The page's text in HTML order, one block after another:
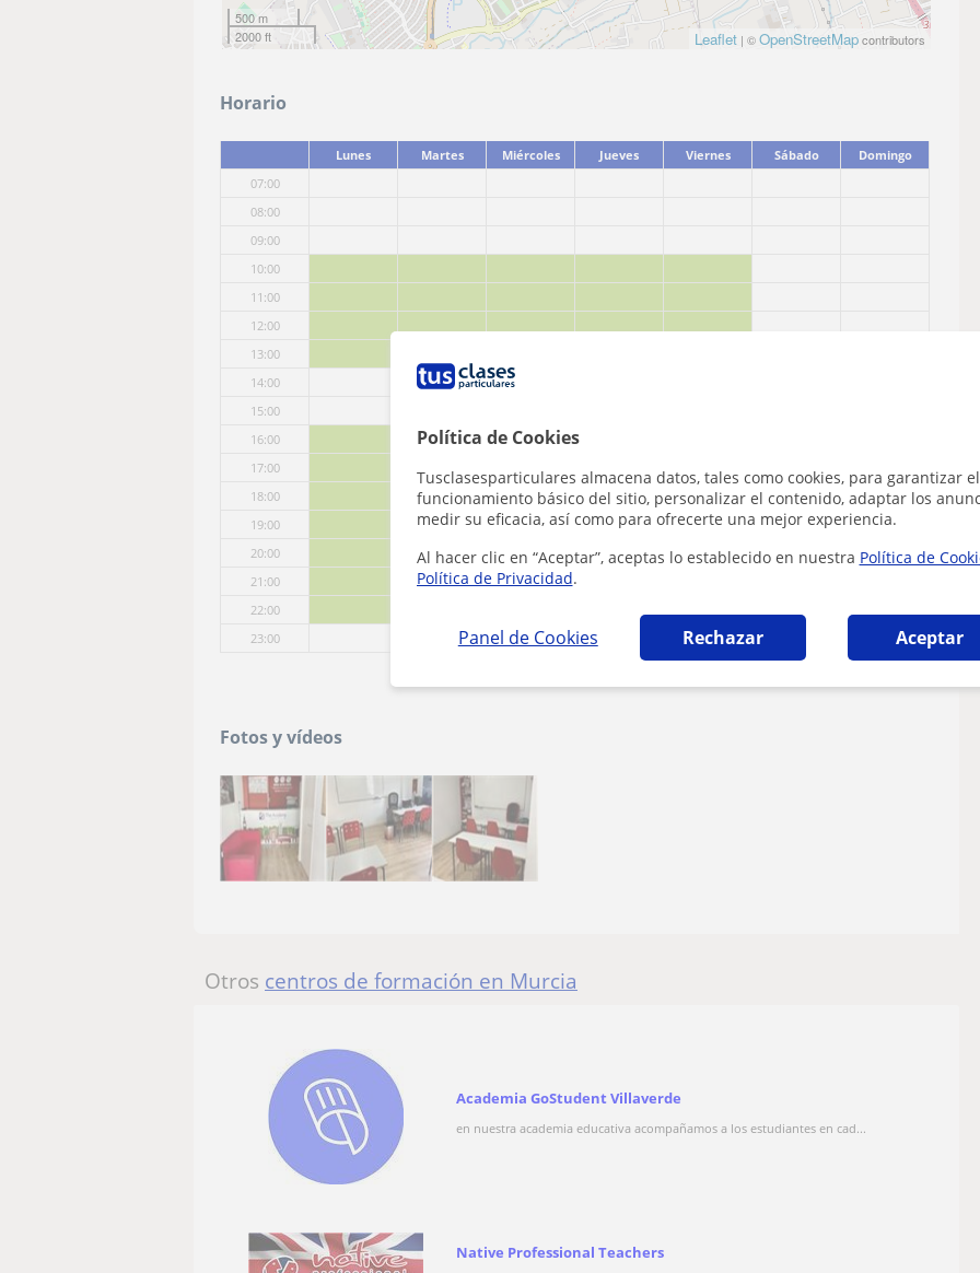
Política de Cookies
Tusclasesparticulares almacena datos, tales como cookies, para garantizar el
funcionamiento básico del sitio, personalizar el contenido, adaptar los
medir su eficacia, así como para ofrecerte una mejor experiencia.
Al hacer clic en “Aceptar”, aceptas lo establecido en nuestra Política de
Política de Privacidad.
Panel de Cookies Rechazar Aceptar
500 m
2000 ft
Leaflet | ©OpenStreetMapcontributors
Horario
Lunes Martes Miércoles Jueves Viernes Sábado
Domingo
07:00
08:00
09:00
10:00
11:00
12:00
13:00
14:00
15:00
16:00
17:00
18:00
19:00
20:00
21:00
22:00
23:00
Fotos y vídeos
Otros centros de formación en Murcia
Academia GoStudent Villaverde
en nuestra academia educativa acompañamos a los estudiantes en cad...
Native Professional Teachers